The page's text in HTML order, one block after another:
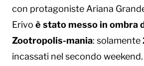
con protagoniste Ariana
Erivo è stato messo in ombra
Zootropolis-mania: solamente
incassati nel secondo